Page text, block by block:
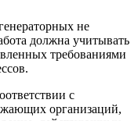
не
должна учитывать
требованиями
с
организаций,